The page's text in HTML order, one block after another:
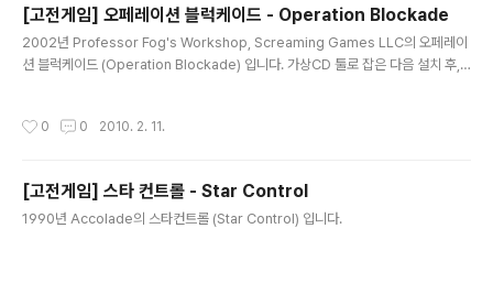
[고전게임] 오페레이션 블럭케이드 - Operation Blockade
2002년 Professor Fog's Workshop, Screaming Games LLC의 오페레이
션 블럭케이드 (Operation Blockade) 입니다. 가상CD 툴로 잡은 다음 설치 후,
eat your spinach : 무적 say uncle : 다음 미션으로 넘김
0 0 2010. 2. 11.
[고전게임] 스타 컨트롤 - Star Control
1990년 Accolade의 스타컨트롤 (Star Control) 입니다.